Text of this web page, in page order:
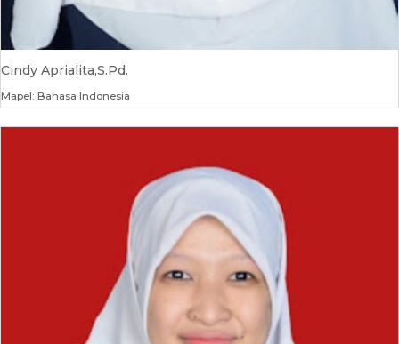
Cindy Aprialita,S.Pd.
Mapel: Bahasa Indonesia